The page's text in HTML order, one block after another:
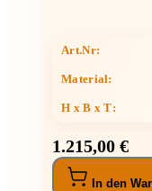
Art.Nr:
Material:
H x B x T:
1.215,00 €
In den